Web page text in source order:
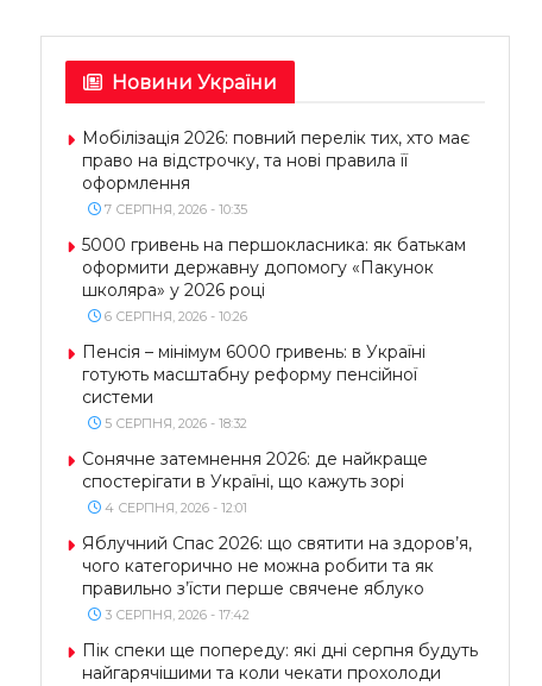
Новини України
Мобілізація 2026: повний перелік тих, хто має
право на відстрочку, та нові правила її
оформлення
7 СЕРПНЯ, 2026 - 10:35
5000 гривень на першокласника: як батькам
оформити державну допомогу «Пакунок
школяра» у 2026 році
6 СЕРПНЯ, 2026 - 10:26
Пенсія – мінімум 6000 гривень: в Україні
готують масштабну реформу пенсійної
системи
5 СЕРПНЯ, 2026 - 18:32
Сонячне затемнення 2026: де найкраще
спостерігати в Україні, що кажуть зорі
4 СЕРПНЯ, 2026 - 12:01
Яблучний Спас 2026: що святити на здоров’я,
чого категорично не можна робити та як
правильно з’їсти перше свячене яблуко
3 СЕРПНЯ, 2026 - 17:42
Пік спеки ще попереду: які дні серпня будуть
найгарячішими та коли чекати прохолоди